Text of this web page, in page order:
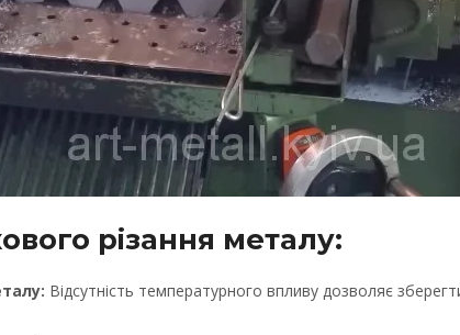
різання металу:
Відсутність температурного впливу дозволяє